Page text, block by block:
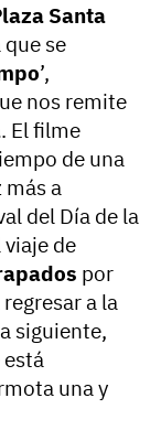
Santa
se
’,
nos remite
. El filme
de una
más a
del Día de la
de
por
a la
siguiente,
una y